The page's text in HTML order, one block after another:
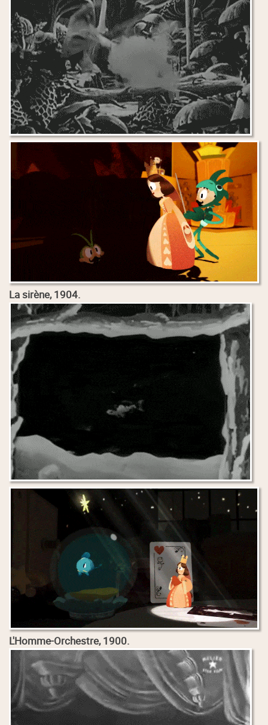
La sirène, 1904.
L'Homme-Orchestre, 1900.